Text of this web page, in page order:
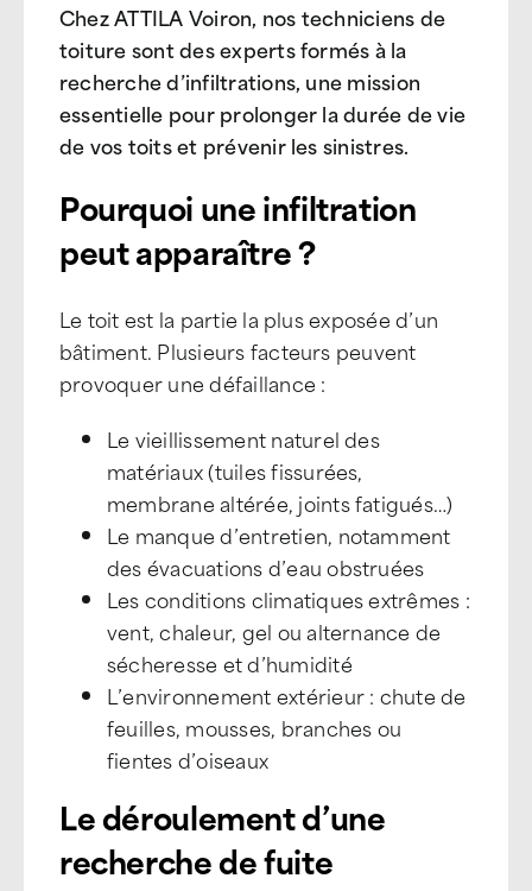
Chez ATTILA Voiron, nos techniciens de
toiture sont des experts formés à la
recherche d’infiltrations, une mission
essentielle pour prolonger la durée de vie
de vos toits et prévenir les sinistres.
Pourquoi une infiltration
peut apparaître ?
Le toit est la partie la plus exposée d’un
bâtiment. Plusieurs facteurs peuvent
provoquer une défaillance :
Le vieillissement naturel des
matériaux (tuiles fissurées,
membrane altérée, joints fatigués…)
Le manque d’entretien, notamment
des évacuations d’eau obstruées
Les conditions climatiques extrêmes :
vent, chaleur, gel ou alternance de
sécheresse et d’humidité
L’environnement extérieur : chute de
feuilles, mousses, branches ou
fientes d’oiseaux
Le déroulement d’une
recherche de fuite